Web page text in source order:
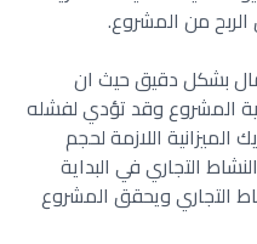
من المشروع.
بشكل دقيق حيث ان
المشروع وقد تؤدي لفشله
اللازمة لحجم
التجاري في البداية
التجاري ويحقق المشروع